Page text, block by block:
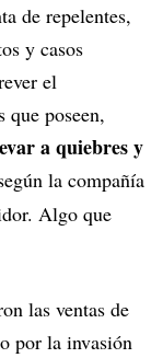
de repelentes,
y casos
el
que poseen,
a quiebres y
la compañía
Algo que
las ventas de
por la invasión